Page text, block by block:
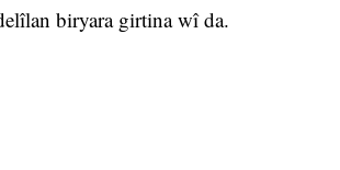
biryara girtina wî da.